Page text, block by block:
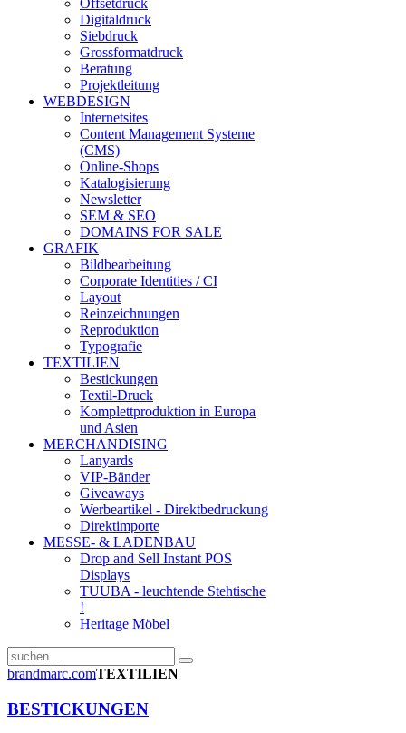
Offsetdruck
Digitaldruck
Siebdruck
Grossformatdruck
Beratung
Projektleitung
WEBDESIGN
Internetsites
Content Management Systeme
(CMS)
Online-Shops
Katalogisierung
Newsletter
SEM & SEO
DOMAINS FOR SALE
GRAFIK
Bildbearbeitung
Corporate Identities / CI
Layout
Reinzeichnungen
Reproduktion
Typografie
TEXTILIEN
Bestickungen
Textil-Druck
Komplettproduktion in Europa
und Asien
MERCHANDISING
Lanyards
VIP-Bänder
Giveaways
Werbeartikel - Direktbedruckung
Direktimporte
MESSE- & LADENBAU
Drop and Sell Instant POS
Displays
TUUBA - leuchtende Stehtische
!
Heritage Möbel
brandmarc.comTEXTILIEN
BESTICKUNGEN